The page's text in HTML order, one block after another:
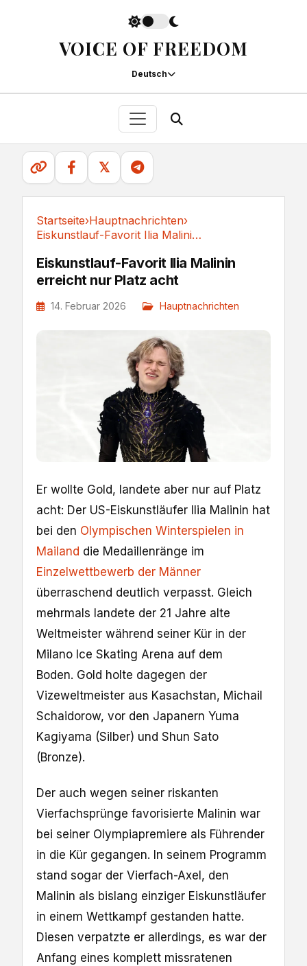
VOICE OF FREEDOM
Deutsch
𝕏
Startseite›Hauptnachrichten›
Eiskunstlauf-Favorit Ilia Malinin erreicht nur...
Eiskunstlauf-Favorit Ilia Malinin
erreicht nur Platz acht
14. Februar 2026 Hauptnachrichten
Er wollte Gold, landete aber nur auf Platz
acht: Der US-Eiskunstläufer Ilia Malinin hat
bei den Olympischen Winterspielen in
Mailand die Medaillenränge im
Einzelwettbewerb der Männer
überraschend deutlich verpasst. Gleich
mehrmals landete der 21 Jahre alte
Weltmeister während seiner Kür in der
Milano Ice Skating Arena auf dem
Boden. Gold holte dagegen der
Vizeweltmeister aus Kasachstan, Michail
Schaidorow, vor den Japanern Yuma
Kagiyama (Silber) und Shun Sato
(Bronze).
Der auch wegen seiner riskanten
Vierfachsprünge favorisierte Malinin war
bei seiner Olympiapremiere als Führender
in die Kür gegangen. In seinem Programm
stand sogar der Vierfach-Axel, den
Malinin als bislang einziger Eiskunstläufer
in einem Wettkampf gestanden hatte.
Diesen verpatzte er allerdings, es war der
Anfang eines komplett missratenen